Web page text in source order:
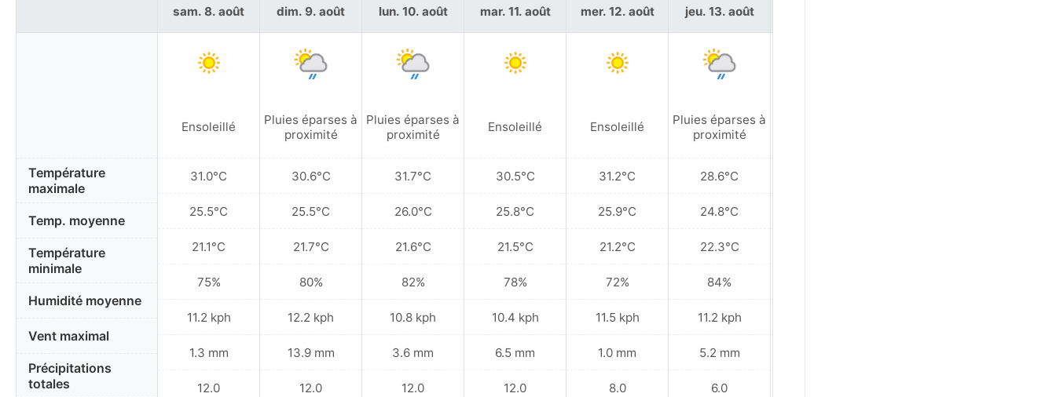
Température
maximale
Temp. moyenne
Température
minimale
Humidité moyenne
Vent maximal
Précipitations
totales
sam. 8. août
Ensoleillé
31.0°C
25.5°C
21.1°C
75%
11.2 kph
1.3 mm
12.0
dim. 9. août
Pluies éparses à
proximité
30.6°C
25.5°C
21.7°C
80%
12.2 kph
13.9 mm
12.0
lun. 10. août
Pluies éparses à
proximité
31.7°C
26.0°C
21.6°C
82%
10.8 kph
3.6 mm
12.0
mar. 11. août
Ensoleillé
30.5°C
25.8°C
21.5°C
78%
10.4 kph
6.5 mm
12.0
mer. 12. août
Ensoleillé
31.2°C
25.9°C
21.2°C
72%
11.5 kph
1.0 mm
8.0
jeu. 13. août
Pluies éparses à
proximité
28.6°C
24.8°C
22.3°C
84%
11.2 kph
5.2 mm
6.0